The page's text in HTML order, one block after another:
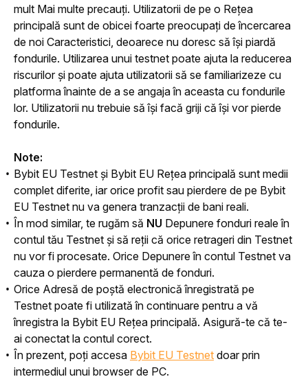
mult Mai multe precauți. Utilizatorii de pe o Rețea
principală sunt de obicei foarte preocupați de încercarea
de noi Caracteristici, deoarece nu doresc să își piardă
fondurile. Utilizarea unui testnet poate ajuta la reducerea
riscurilor și poate ajuta utilizatorii să se familiarizeze cu
platforma înainte de a se angaja în aceasta cu fondurile
lor. Utilizatorii nu trebuie să își facă griji că își vor pierde
fondurile.
Note:
Bybit EU Testnet și Bybit EU Rețea principală sunt medii
complet diferite, iar orice profit sau pierdere de pe Bybit
EU Testnet nu va genera tranzacții de bani reali.
În mod similar, te rugăm să NU Depunere fonduri reale în
contul tău Testnet și să reții că orice retrageri din Testnet
nu vor fi procesate. Orice Depunere în contul Testnet va
cauza o pierdere permanentă de fonduri.
Orice Adresă de poștă electronică înregistrată pe
Testnet poate fi utilizată în continuare pentru a vă
înregistra la Bybit EU Rețea principală. Asigură-te că te-
ai conectat la contul corect.
În prezent, poți accesa Bybit EU Testnet doar prin
intermediul unui browser de PC.